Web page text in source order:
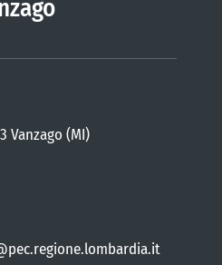
Vanzago (MI)